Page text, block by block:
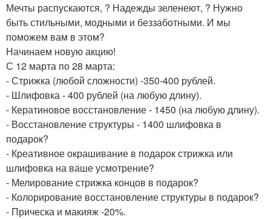
Мечты распускаются, ? Надежды зеленеют, ? Нужно
быть стильными, модными и беззаботными. И мы
поможем вам в этом?
Начинаем новую акцию!
С 12 марта по 28 марта:
- Стрижка (любой сложности) -350-400 рублей.
- Шлифовка - 400 рублей (на любую длину).
- Кератиновое восстановление - 1450 (на любую длину).
- Восстановление структуры - 1400 шлифовка в
подарок?
- Креативное окрашивание в подарок стрижка или
шлифовка на ваше усмотрение?
- Мелирование стрижка концов в подарок?
- Колорирование восстановление структуры в подарок?
- Прическа и макияж -20%.